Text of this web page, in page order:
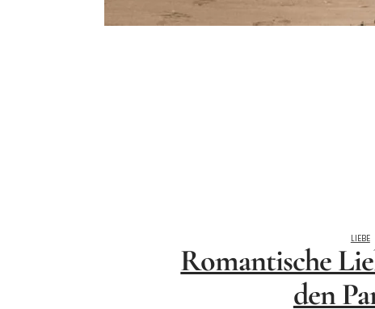
LIEBE
Romantische
den